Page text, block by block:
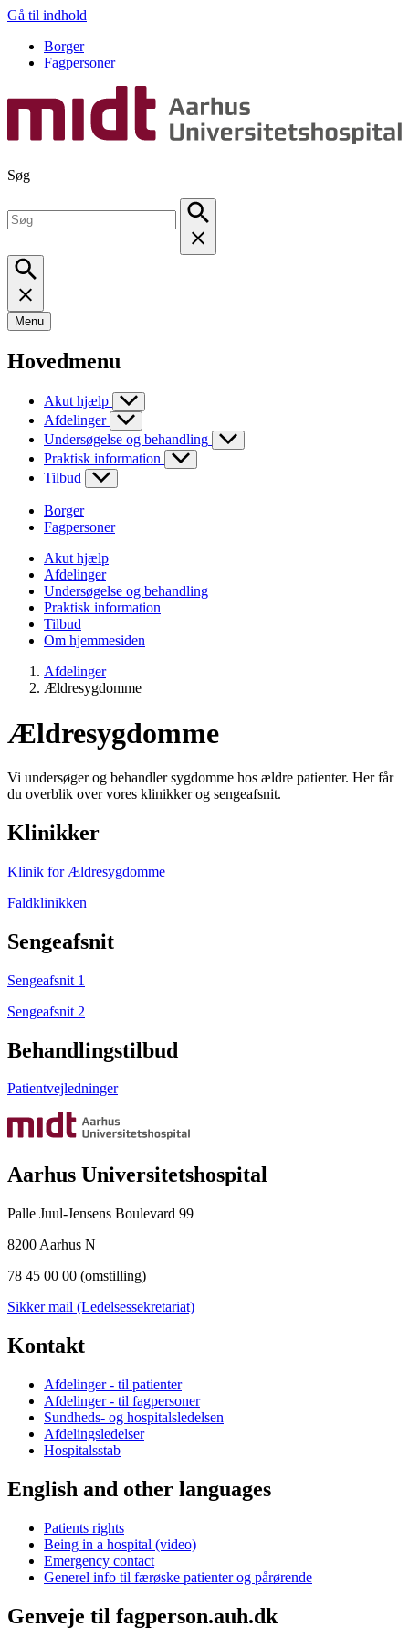
Gå til indhold
Borger
Fagpersoner
Søg
Menu
Hovedmenu
Akut hjælp
Afdelinger
Undersøgelse og behandling
Praktisk information
Tilbud
Borger
Fagpersoner
Akut hjælp
Afdelinger
Undersøgelse og behandling
Praktisk information
Tilbud
Om hjemmesiden
Afdelinger
Ældresygdomme
Ældresygdomme
Vi undersøger og behandler sygdomme hos ældre patienter. Her får
du overblik over vores klinikker og sengeafsnit.
Klinikker
Klinik for Ældresygdomme
Faldklinikken
Sengeafsnit
Sengeafsnit 1
Sengeafsnit 2
Behandlingstilbud
Patientvejledninger
Aarhus Universitetshospital
Palle Juul-Jensens Boulevard 99
8200 Aarhus N
78 45 00 00 (omstilling)
Sikker mail (Ledelsessekretariat)
Kontakt
Afdelinger - til patienter
Afdelinger - til fagpersoner
Sundheds- og hospitalsledelsen
Afdelingsledelser
Hospitalsstab
English and other languages
Patients rights
Being in a hospital (video)
Emergency contact
Generel info til færøske patienter og pårørende
Genveje til fagperson.auh.dk